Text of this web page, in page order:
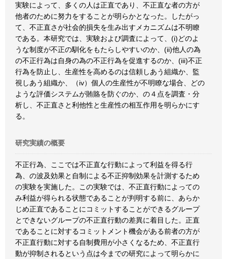
実験によって、多くの人は正直であり、不正直な者の方が
他者のために努力をすることが明らかとなった。したがっ
て、不正直さが社会的損失を生み出すメカニズムは不明瞭
である。本研究では、実験および調査によって、(i)どのよ
うな制度が不正の馴化をもたらしやすいのか、(ii)他人の為
の不正行為は自身の為の不正行為を促進するのか、(iii)不正
行為を防止し、生産性を高めるのは信頼しあう組織か、監
視しあう組織か、（iv）個人の生産性が不明瞭な場合、どの
ような評価システムが賄賂を防ぐのか、の４点を調査・分
析し、不正直さと利他性と生産性の相互作用を明らかにす
る。
研究実績の概要
不正行為、ここでは不正直な行動によって利益を得る行
為、の波及効果と自制による不正抑制効果を計測するため
の実験を実施した。この実験では、不正直行動によっての
み利益が得られる状態であることが判明する前に、あらか
じめ正直であることにコミットすることができるグループ
とできないグループの不正直行動の差異に着目した。正直
であることに対するコミットメント機会がある前者の方が
不正直行動に対する自制費用が小さくなるため、不正直行
動が抑制されるという点は今までの研究によって明らかに